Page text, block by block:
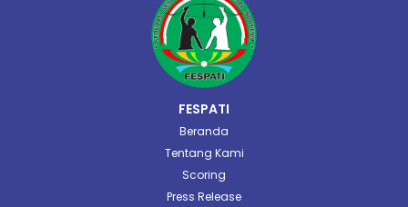
FESPATI
Beranda
Tentang Kami
Scoring
Press Release